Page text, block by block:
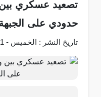
تصعيد عسكري
حدودي على
تاريخ النشر : الخميس - 11-6-2026 - 6:30 AM